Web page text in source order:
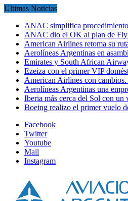
Ultimas Noticias
ANAC simplifica
ANAC dio el OK al plan de
American Airlines retoma su
Aerolíneas Argentinas en
Emirates y South African
Ezeiza con el primer VIP
American Airlines con
Aerolíneas Argentinas una
Iberia más cerca del Sol con
Boeing realizo el primer vuelo
Facebook
Twitter
Youtube
Mail
Instagram